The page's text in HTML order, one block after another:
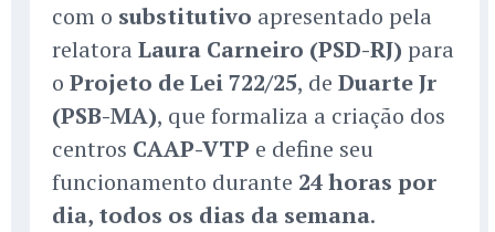
com o substitutivo apresentado pela
relatora Laura Carneiro (PSD-RJ) para
o Projeto de Lei 722/25, de Duarte Jr
(PSB-MA), que formaliza a criação dos
centros CAAP-VTP e define seu
funcionamento durante 24 horas por
dia, todos os dias da semana.